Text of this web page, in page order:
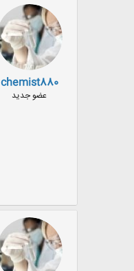
chemist880
عضو جدید